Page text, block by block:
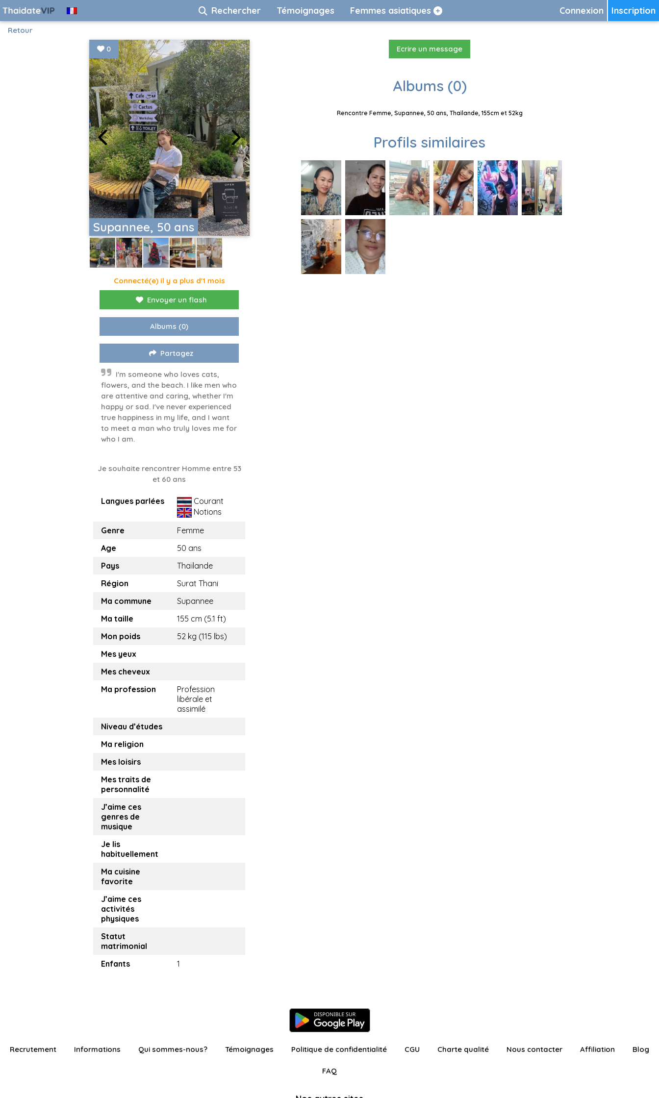
Inscription
Connexion
Rechercher Témoignages Femmes asiatiques
Retour
Supannee, 50 ans
0
Connecté(e) il y a plus d'1 mois
Envoyer un flash
Albums (0)
Partagez
I'm someone who loves cats,
flowers, and the beach. I like men who
are attentive and caring, whether I'm
happy or sad. I've never experienced
true happiness in my life, and I want
to meet a man who truly loves me for
who I am.
Je souhaite rencontrer Homme entre 53
et 60 ans
Langues parlées
Courant
Notions
Genre
Femme
Age
50 ans
Pays
Thaïlande
Région
Surat Thani
Ma commune
Supannee
Ma taille
155 cm (5.1 ft)
Mon poids
52 kg (115 lbs)
Mes yeux
Mes cheveux
Ma profession
Profession
libérale et
assimilé
Niveau d’études
Ma religion
Mes loisirs
Mes traits de
personnalité
J’aime ces
genres de
musique
Je lis
habituellement
Ma cuisine
favorite
J’aime ces
activités
physiques
Statut
matrimonial
Enfants
1
Ecrire un message
Albums (0)
Rencontre Femme, Supannee, 50 ans, Thaïlande, 155cm et 52kg
Profils similaires
Recrutement Informations Qui sommes-nous? Témoignages Politique de confidentialité CGU Charte qualité Nous contacter Affiliation Blog
FAQ